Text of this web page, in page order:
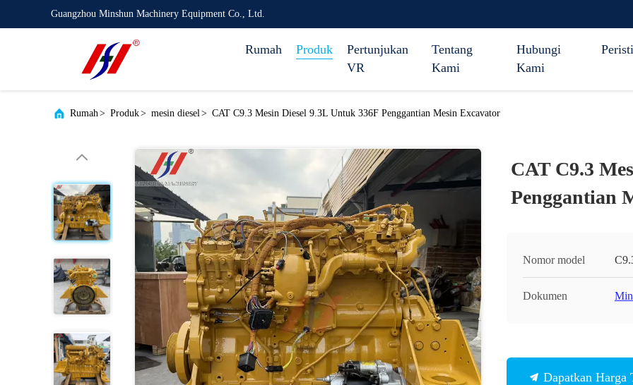
Guangzhou Minshun Machinery Equipment Co., Ltd.
Rumah Produk
Pertunjukan
VR
Tentang
Kami
Hubungi
Kami
Rumah> Produk> mesin diesel> CAT C9.3 Mesin Diesel 9.3L Untuk 336F Penggantian Mesin Excavator
CAT C9.3
Penggantian
Nomor model
Dokumen
Dapatkan Harga